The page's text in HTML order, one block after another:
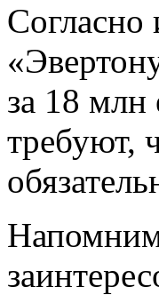
Согласно
за 18 млн
требуют,